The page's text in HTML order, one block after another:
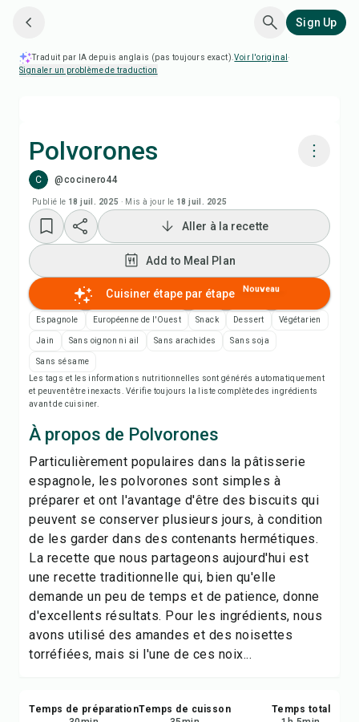
Sign Up
Traduit par IA depuis anglais (pas toujours exact).Voir l'original ·
Signaler un problème de traduction
Polvorones
C @cocinero44
Publié le 18 juil. 2025 · Mis à jour le 18 juil. 2025
Add to Meal Plan
Add to Shopping List
Notes de recette
Aller à la recette
Add to Meal Plan
Cuisiner étape par étape Nouveau
Espagnole Européenne de l'Ouest Snack Dessert Végétarien
Jain Sans oignon ni ail Sans arachides Sans soja
Sans sésame
Les tags et les informations nutritionnelles sont générés automatiquement
et peuvent être inexacts. Vérifie toujours la liste complète des ingrédients
avant de cuisiner.
À propos de Polvorones
Particulièrement populaires dans la pâtisserie
espagnole, les polvorones sont simples à
préparer et ont l'avantage d'être des biscuits qui
peuvent se conserver plusieurs jours, à condition
de les garder dans des contenants hermétiques.
La recette que nous partageons aujourd'hui est
une recette traditionnelle qui, bien qu'elle
demande un peu de temps et de patience, donne
d'excellents résultats. Pour les ingrédients, nous
avons utilisé des amandes et des noisettes
torréfiées, mais si l'une de ces noix...
Temps de préparationTemps de cuisson
Temps total